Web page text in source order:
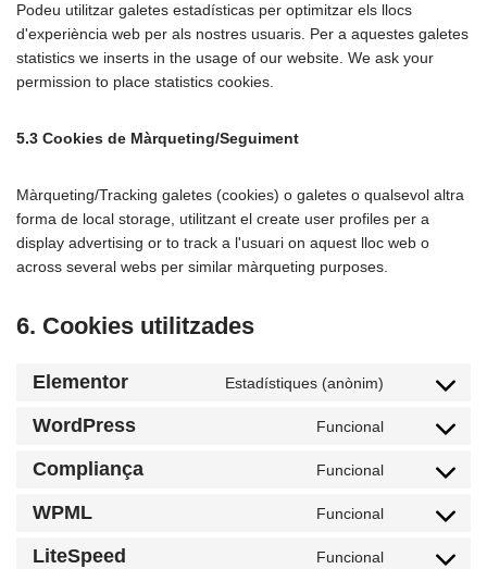
Podeu utilitzar galetes estadísticas per optimitzar els llocs
d'experiència web per als nostres usuaris. Per a aquestes galetes
statistics we inserts in the usage of our website. We ask your
permission to place statistics cookies.
5.3 Cookies de Màrqueting/Seguiment
Màrqueting/Tracking galetes (cookies) o galetes o qualsevol altra
forma de local storage, utilitzant el create user profiles per a
display advertising or to track a l'usuari on aquest lloc web o
across several webs per similar màrqueting purposes.
6. Cookies utilitzades
Elementor Estadístiques (anònim)
WordPress Funcional
Compliança Funcional
WPML Funcional
LiteSpeed Funcional